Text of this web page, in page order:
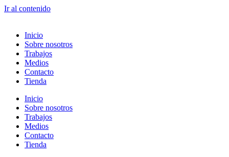
Ir al contenido
Inicio
Sobre nosotros
Trabajos
Medios
Contacto
Tienda
Inicio
Sobre nosotros
Trabajos
Medios
Contacto
Tienda